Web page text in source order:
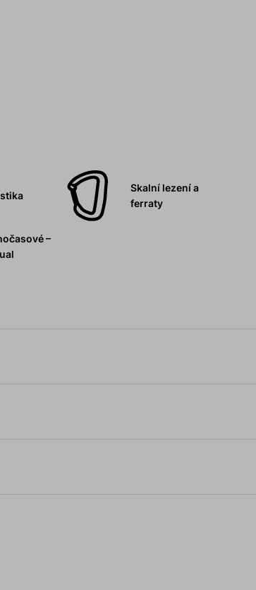
Skalní lezení a
ferraty
–